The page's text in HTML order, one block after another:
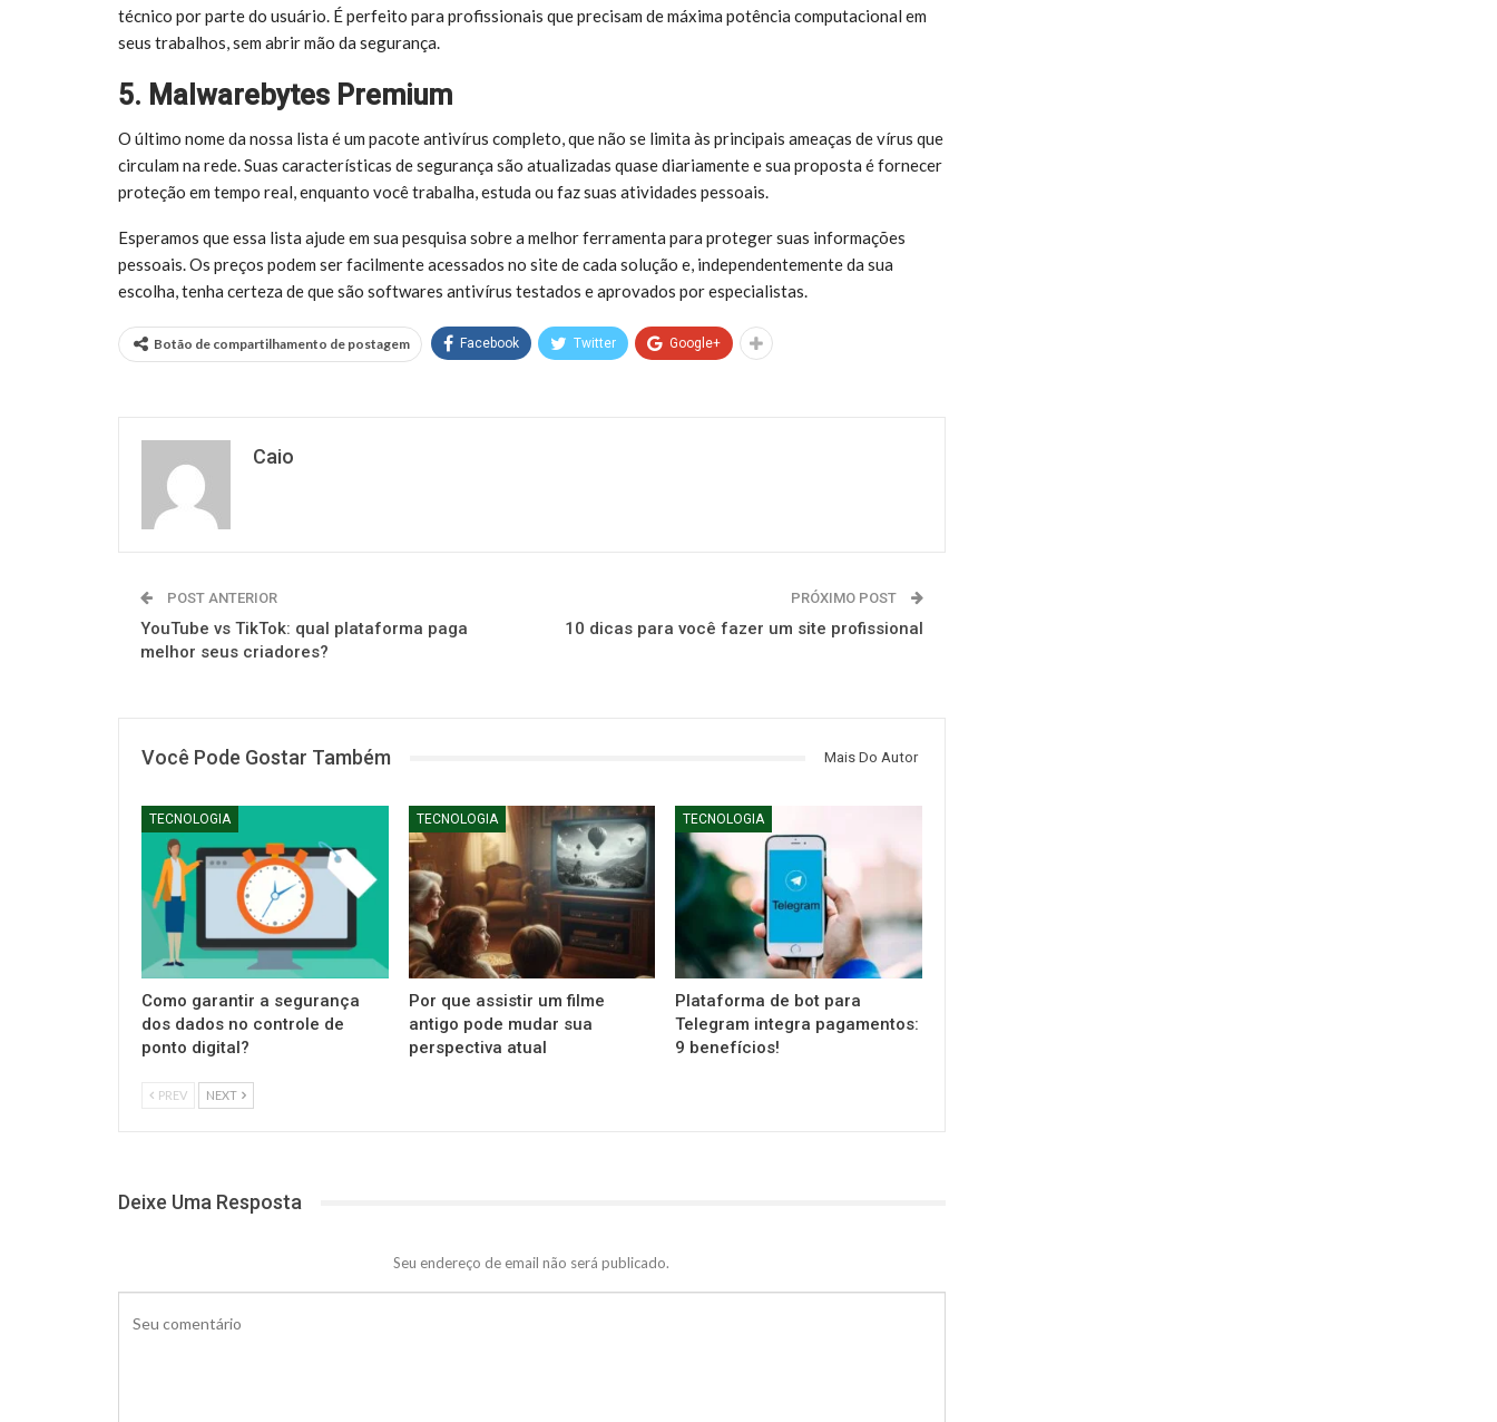
técnico por parte do usuário. É perfeito para profissionais que precisam de máxima potência computacional em
seus trabalhos, sem abrir mão da segurança.
5. Malwarebytes Premium
O último nome da nossa lista é um pacote antivírus completo, que não se limita às principais ameaças de vírus que
circulam na rede. Suas características de segurança são atualizadas quase diariamente e sua proposta é fornecer
proteção em tempo real, enquanto você trabalha, estuda ou faz suas atividades pessoais.
Esperamos que essa lista ajude em sua pesquisa sobre a melhor ferramenta para proteger suas informações
pessoais. Os preços podem ser facilmente acessados no site de cada solução e, independentemente da sua
escolha, tenha certeza de que são softwares antivírus testados e aprovados por especialistas.
Botão de compartilhamento de postagem Facebook Twitter Google+
Caio
POST ANTERIOR
YouTube vs TikTok: qual plataforma paga
melhor seus criadores?
PRÓXIMO POST
10 dicas para você fazer um site profissional
Você Pode Gostar Também Mais Do Autor
TECNOLOGIA
Como garantir a segurança
dos dados no controle de
ponto digital?
TECNOLOGIA
Por que assistir um filme
antigo pode mudar sua
perspectiva atual
TECNOLOGIA
Plataforma de bot para
Telegram integra pagamentos:
9 benefícios!
PREV NEXT
Deixe Uma Resposta
Seu endereço de email não será publicado.